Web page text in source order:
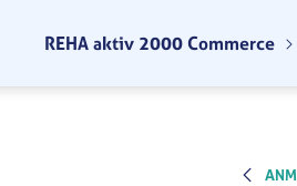
REHA aktiv 2000 Commerce